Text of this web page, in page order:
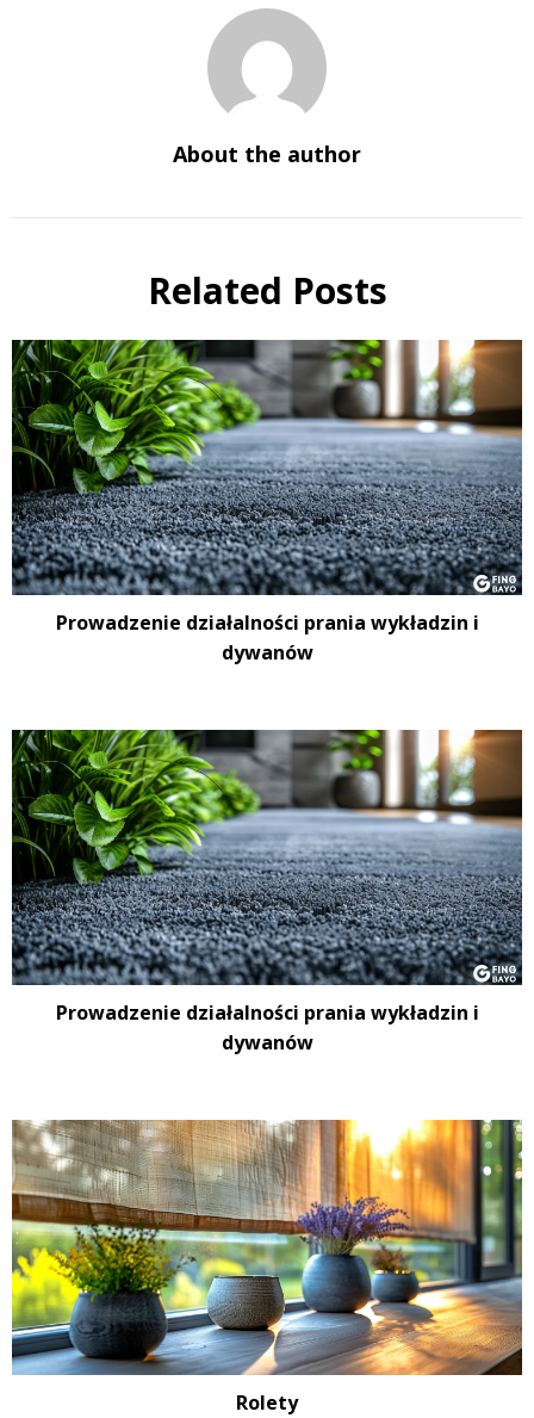
About the author
Related Posts
Prowadzenie działalności prania wykładzin i
dywanów
Prowadzenie działalności prania wykładzin i
dywanów
Rolety